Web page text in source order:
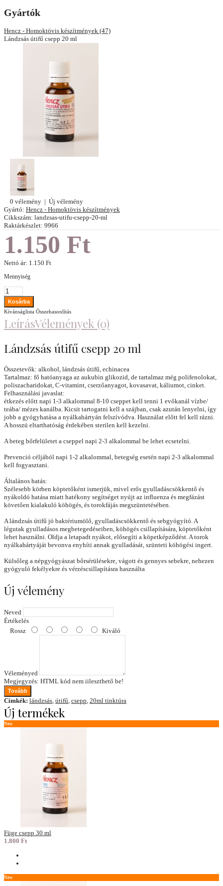
Gyártók
Hencz - Homoktövis készítmények (47)
Lándzsás útifű csepp 20 ml
0 vélemény | Új vélemény
Gyártó: Hencz - Homoktövis készítmények
Cikkszám: landzsas-utifu-csepp-20-ml
Raktárkészlet: 9966
1.150 Ft
Nettó ár: 1.150 Ft
Mennyiség
Kívánságlista Összehasonlítás
LeírásVélemények (0)
Lándzsás útifű csepp 20 ml
Összetevők: alkohol, lándzsás útifű, echinacea
Tartalmaz: fő hatóanyaga az aukubin glikozid, de tartalmaz még polifenolokat,
poliszacharidokat, C-vitamint, cserzőanyagot, kovasavat, káliumot, cinket.
Felhasználási javaslat:
étkezés előtt napi 1-3 alkalommal 8-10 cseppet kell tenni 1 evőkanál vízbe/
teába/ mézes kanálba. Kicsit tartogatni kell a szájban, csak azután lenyelni, így
jobb a gyógyhatása a nyálkahártyán felszívódva. Használat előtt fel kell rázni.
A hosszú eltarthatóság érdekében sterilen kell kezelni.
A beteg bőrfelületet a cseppel napi 2-3 alkalommal be lehet ecsetelni.
Prevenció céljából napi 1-2 alkalommal, betegség esetén napi 2-3 alkalommal
kell fogyasztani.
Általános hatás:
Szélesebb körben köptetőként ismerjük, mivel erős gyulladáscsökkentő és
nyákoldó hatása miatt hatékony segítséget nyújt az influenza és megfázást
követően kialakuló köhögés, és torokfájás megszüntetésében.
A lándzsás útifű jó baktériumölő, gyulladáscsökkentő és sebgyógyító. A
légutak gyulladásos megbetegedéseiben, köhögés csillapítására, köptetőként
lehet használni. Oldja a letapadt nyákot, elősegíti a köpetképződést. A torok
nyálkahártyáját bevonva enyhíti annak gyulladását, szünteti köhögési ingert.
Külsőleg a népgyógyászat bőrsérülésekre, vágott és gennyes sebekre, nehezen
gyógyuló fekélyekre és vérzéscsillapításra használta
Új vélemény
Neved
Értékelés
Rossz
Kiváló
Véleményed
Megjegyzés: HTML kód nem iileszthető be!
Tovább
Címkék: lándzsás útifű csepp 20ml tinktúra
Új termékek
New
Füge csepp 30 ml
1.800 Ft
New